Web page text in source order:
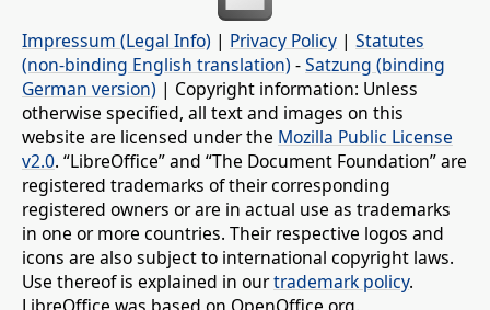
Impressum (Legal Info) | Privacy Policy | Statutes
(non-binding English translation) -Satzung (binding
German version) | Copyright information: Unless
otherwise specified, all text and images on this
website are licensed under the Mozilla Public License
v2.0. “LibreOffice” and “The Document Foundation” are
registered trademarks of their corresponding
registered owners or are in actual use as trademarks
in one or more countries. Their respective logos and
icons are also subject to international copyright laws.
Use thereof is explained in ourtrademark policy.
LibreOffice was based on OpenOffice.org.